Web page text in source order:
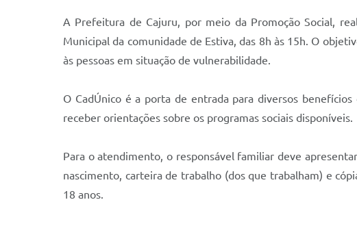
A Prefeitura de Cajuru, por meio da Promoção Social,
Municipal da comunidade de Estiva, das 8h às 15h. O
às pessoas em situação de vulnerabilidade.
O CadÚnico é a porta de entrada para diversos
receber orientações sobre os programas sociais disponíveis.
Para o atendimento, o responsável familiar deve
nascimento, carteira de trabalho (dos que trabalham) e
18 anos.